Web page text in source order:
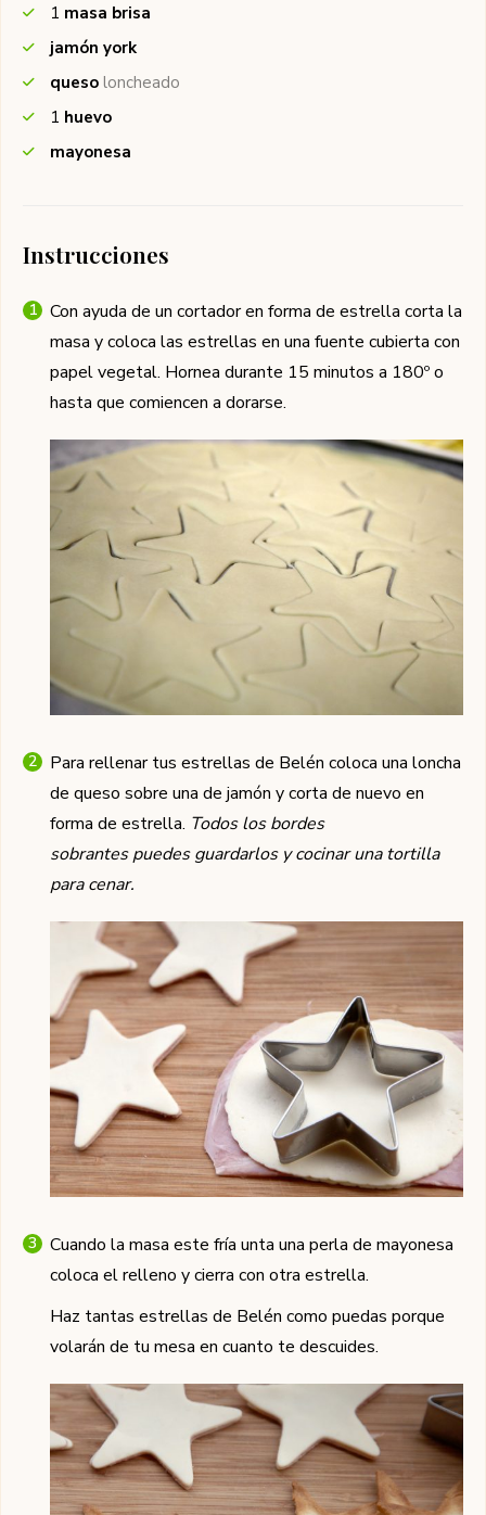
1 masa brisa
jamón york
queso loncheado
1 huevo
mayonesa
Instrucciones
Con ayuda de un cortador en forma de estrella corta la
masa y coloca las estrellas en una fuente cubierta con
papel vegetal. Hornea durante 15 minutos a 180º o
hasta que comiencen a dorarse.
Para rellenar tus estrellas de Belén coloca una loncha
de queso sobre una de jamón y corta de nuevo en
forma de estrella. Todos los bordes
sobrantes puedes guardarlos y cocinar una tortilla
para cenar.
Cuando la masa este fría unta una perla de mayonesa
coloca el relleno y cierra con otra estrella.
Haz tantas estrellas de Belén como puedas porque
volarán de tu mesa en cuanto te descuides.